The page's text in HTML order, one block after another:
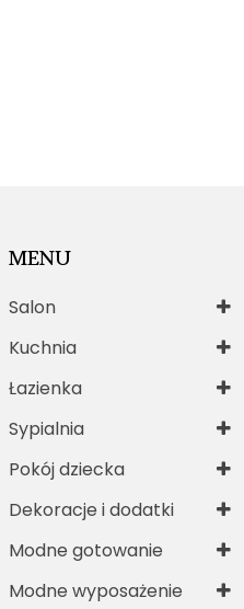
MENU
Salon
Kuchnia
Łazienka
Sypialnia
Pokój dziecka
Dekoracje i dodatki
Modne gotowanie
Modne wyposażenie